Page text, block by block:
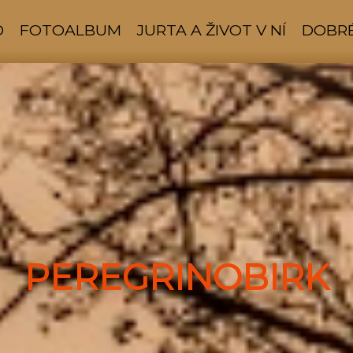
FOTOALBUM JURTA A ŽIVOT V NÍ
PEREGRINOBIRK